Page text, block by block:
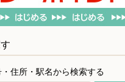
住所・駅名から検索する